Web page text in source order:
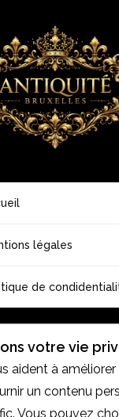
légales
de
étudie différents
anciens, montres,
monnaies et
votre vie
aident à
un contenu
Vous pouvez